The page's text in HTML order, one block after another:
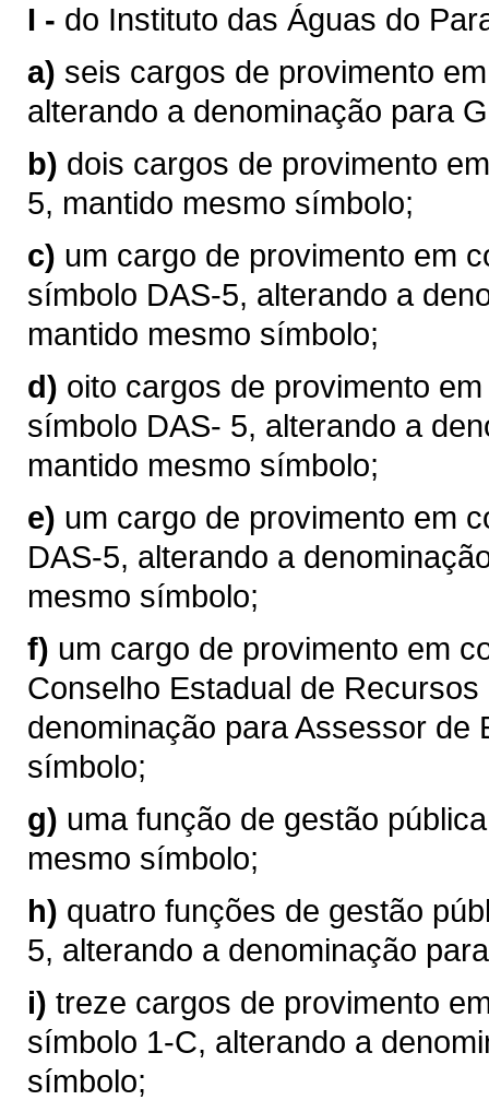
I - do Instituto das Águas do
a) seis cargos de provimento
alterando a denominação para
b) dois cargos de provimento
5, mantido mesmo símbolo;
c) um cargo de provimento em
símbolo DAS-5, alterando a
mantido mesmo símbolo;
d) oito cargos de provimento
símbolo DAS- 5, alterando a
mantido mesmo símbolo;
e) um cargo de provimento em
DAS-5, alterando a
mesmo símbolo;
f) um cargo de provimento em
Conselho Estadual de
denominação para Assessor de
símbolo;
g) uma função de gestão
mesmo símbolo;
h) quatro funções de gestão
5, alterando a denominação
i) treze cargos de provimento
símbolo 1-C, alterando a
símbolo;